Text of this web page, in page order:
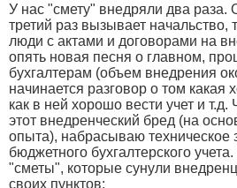
У нас "смету" внедряли два раза.
третий раз вызывает начальство,
люди с актами и договорами на
опять новая песня о главном,
бухгалтерам (объем внедрения
начинается разговор о том
как в ней хорошо вести учет и т.д.
этот внедренческий бред (на
опыта), набрасываю техническое
бюджетного бухгалтерского
"сметы", которые сунули
своих пунктов: